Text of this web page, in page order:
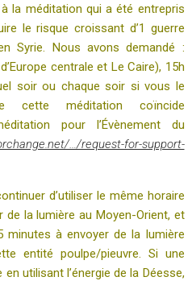
la méditation qui a été entrepris
le risque croissant d’1 guerre
Syrie. Nous avons demandé :
centrale et Le Caire), 15h
soir ou chaque soir si vous le
cette méditation coïncide
pour l’Évènement du
…/request-for-support-
d’utiliser le même horaire
de la lumière au Moyen-Orient, et
minutes à envoyer de la lumière
entité poulpe/pieuvre. Si une
utilisant l’énergie de la Déesse,